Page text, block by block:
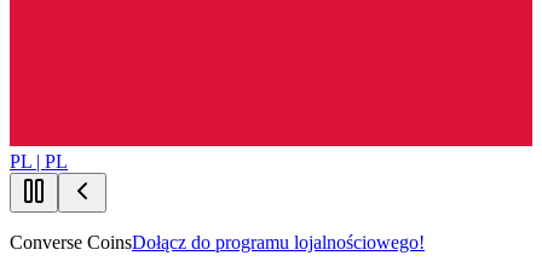
PL | PL
Converse CoinsDołącz do programu lojalnościowego!